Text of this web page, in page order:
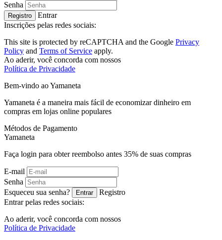
Senha
Registro
Entrar
Inscrições pelas redes sociais:
This site is protected by reCAPTCHA and the Google Privacy
Policy and Terms of Service apply.
Ao aderir, você concorda com nossos
Política de Privacidade
Bem-vindo aoYamaneta
Yamaneta é a maneira mais fácil de economizar dinheiro em
compras em lojas online populares
Métodos de Pagamento
Yamaneta
Faça login para obter reembolso antes 35% de suas compras
E-mail
Senha
Esqueceu sua senha?
Entrar
Registro
Entrar pelas redes sociais:
Ao aderir, você concorda com nossos
Política de Privacidade